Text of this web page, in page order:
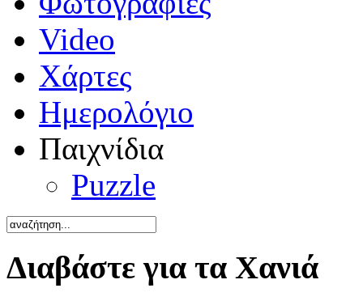
Video
Χάρτες
Ημερολόγιο
Παιχνίδια
Puzzle
Διαβάστε για τα Χανιά